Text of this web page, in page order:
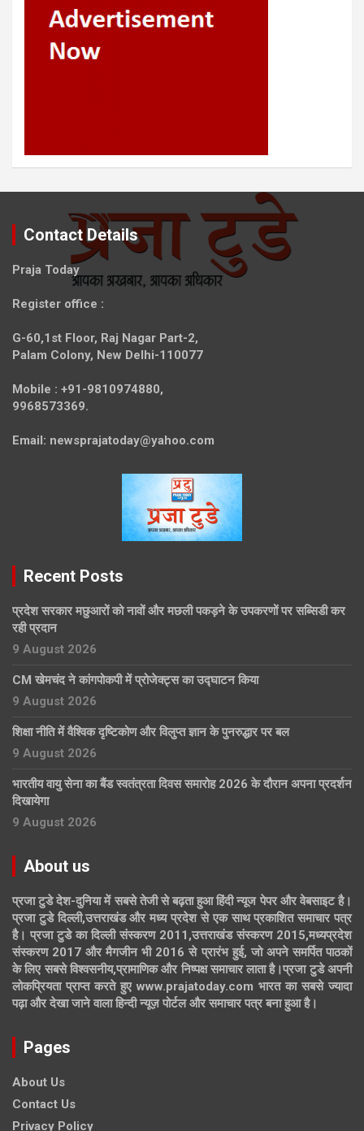
Contact Details
Praja Today
Register office :
G-60,1st Floor, Raj Nagar Part-2,
Palam Colony, New Delhi-110077
Mobile : +91-9810974880,
9968573369.
Email: newsprajatoday@yahoo.com
Recent Posts
प्रदेश सरकार मछुआरों को नावों और मछली पकड़ने के उपकरणों पर सब्सिडी कर
रही प्रदान
9 August 2026
CM खेमचंद ने कांगपोकपी में प्रोजेक्ट्स का उद्घाटन किया
9 August 2026
शिक्षा नीति में वैश्विक दृष्टिकोण और विलुप्त ज्ञान के पुनरुद्धार पर बल
9 August 2026
भारतीय वायु सेना का बैंड स्वतंत्रता दिवस समारोह 2026 के दौरान अपना प्रदर्शन
दिखायेगा
9 August 2026
About us
प्रजा टुडे देश-दुनिया में सबसे तेजी से बढ़ता हुआ हिंदी न्यूज पेपर और वेबसाइट है।
प्रजा टुडे दिल्ली,उत्तराखंड और मध्य प्रदेश से एक साथ प्रकाशित समाचार पत्र
है। प्रजा टुडे का दिल्ली संस्करण 2011,उत्तराखंड संस्करण 2015,मध्यप्रदेश
संस्करण 2017 और मैगजीन भी 2016 से प्रारंभ हुई, जो अपने समर्पित पाठकों
के लिए सबसे विश्वसनीय,प्रामाणिक और निष्पक्ष समाचार लाता है।प्रजा टुडे अपनी
लोकप्रियता प्राप्त करते हुए www.prajatoday.com भारत का सबसे ज्यादा
पढ़ा और देखा जाने वाला हिन्दी न्यूज़ पोर्टल और समाचार पत्र बना हुआ है।
Pages
About Us
Contact Us
Privacy Policy